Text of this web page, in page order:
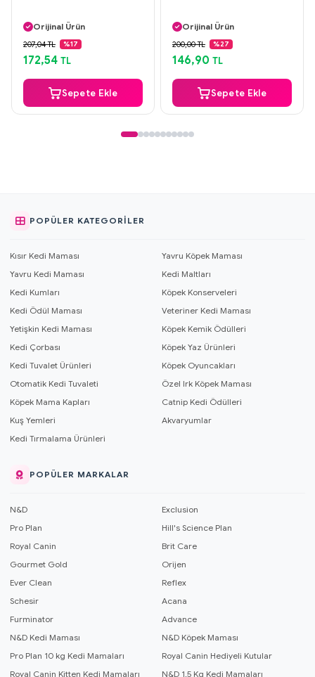
Orijinal Ürün
Güvenli Ödeme
Aynı Gün Kargo
207,04 TL %17
172,54 TL
Sepete Ekle
Orijinal Ürün
Güvenli Ödeme
Aynı Gün Kargo
200,00 TL %27
146,90 TL
Sepete Ekle
POPÜLER KATEGORILER
Kısır Kedi Maması
Yavru Köpek Maması
Yavru Kedi Maması
Kedi Maltları
Kedi Kumları
Köpek Konserveleri
Kedi Ödül Maması
Veteriner Kedi Maması
Yetişkin Kedi Maması
Köpek Kemik Ödülleri
Kedi Çorbası
Köpek Yaz Ürünleri
Kedi Tuvalet Ürünleri
Köpek Oyuncakları
Otomatik Kedi Tuvaleti
Özel Irk Köpek Maması
Köpek Mama Kapları
Catnip Kedi Ödülleri
Kuş Yemleri
Akvaryumlar
Kedi Tırmalama Ürünleri
POPÜLER MARKALAR
N&D
Exclusion
Pro Plan
Hill's Science Plan
Royal Canin
Brit Care
Gourmet Gold
Orijen
Ever Clean
Reflex
Schesir
Acana
Furminator
Advance
N&D Kedi Maması
N&D Köpek Maması
Pro Plan 10 kg Kedi Mamaları
Royal Canin Hediyeli Kutular
Royal Canin Kitten Kedi Mamaları
N&D 1,5 Kg Kedi Mamaları